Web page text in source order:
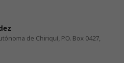
de Chiriquí, P.O. Box 0427,